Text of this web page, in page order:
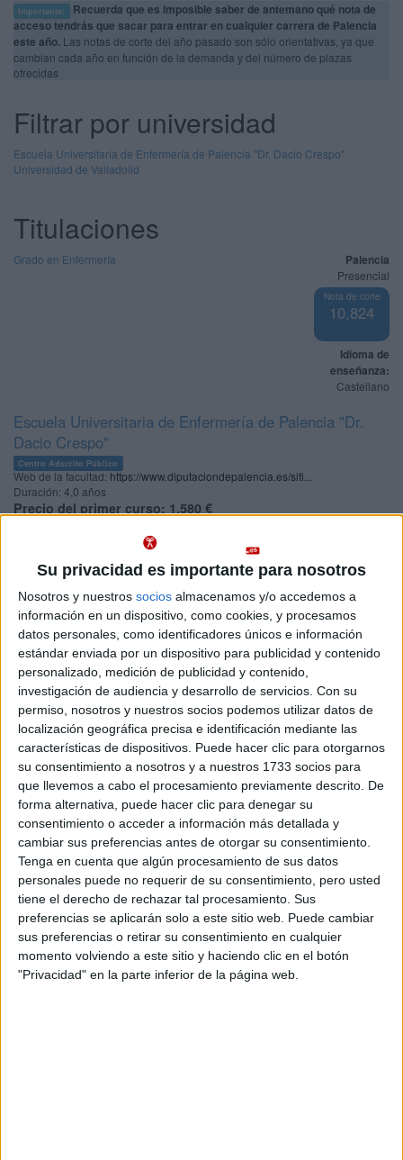
Su privacidad es importante para nosotros
Nosotros y nuestros socios almacenamos y/o accedemos a
información en un dispositivo, como cookies, y procesamos
datos personales, como identificadores únicos e información
estándar enviada por un dispositivo para publicidad y contenido
personalizado, medición de publicidad y contenido,
investigación de audiencia y desarrollo de servicios. Con su
permiso, nosotros y nuestros socios podemos utilizar datos de
localización geográfica precisa e identificación mediante las
características de dispositivos. Puede hacer clic para otorgarnos
su consentimiento a nosotros y a nuestros 1733 socios para
que llevemos a cabo el procesamiento previamente descrito. De
forma alternativa, puede hacer clic para denegar su
consentimiento o acceder a información más detallada y
cambiar sus preferencias antes de otorgar su consentimiento.
Tenga en cuenta que algún procesamiento de sus datos
personales puede no requerir de su consentimiento, pero usted
tiene el derecho de rechazar tal procesamiento. Sus
preferencias se aplicarán solo a este sitio web. Puede cambiar
sus preferencias o retirar su consentimiento en cualquier
momento volviendo a este sitio y haciendo clic en el botón
"Privacidad" en la parte inferior de la página web.
Importante:
Recuerda que es imposible saber de antemano qué nota de
acceso tendrás que sacar para entrar en cualquier carrera de Palencia
este año. Las notas de corte del año pasado son sólo orientativas, ya que
cambian cada año en función de la demanda y del número de plazas
ofrecidas
Filtrar por universidad
Escuela Universitaria de Enfermería de Palencia "Dr. Dacio Crespo"
Universidad de Valladolid
Titulaciones
Palencia
Presencial
Nota de corte
10,824
Idioma de
enseñanza:
Castellano
Grado en Enfermería
Escuela Universitaria de Enfermería de Palencia "Dr.
Dacio Crespo"
Centro Adscrito Público
Web de la facultad:https://www.diputaciondepalencia.es/siti...
Duración: 4,0 años
Precio del primer curso: 1.580 €
Pídeles información ¡GRATIS!
Palencia
Nota de corte
9,536
enseñanza:
Grado en Educación Primaria
Universidad de Valladolid
Universidad Pública
Web de la facultad:http://educacionpalencia.es/
Duración:4,0 años
Precio del primer curso:734 €
Pídeles información ¡GRATIS!
Palencia
Presencial
Nota de corte
8,659
Idioma de
Castellano
Programa de Estudios Conjunto de Grado en Educación
Primaria y Grado en Educación Infantil
Universidad de Valladolid
Web de la facultad:http://educacionpalencia.es/
Duración: 5,0 años
Precio del primer curso:950 €
Pídeles información ¡GRATIS!
Palencia
Presencial
Nota de corte
Programa de Estudios Conjunto de Grado en Ingeniería
Agrícola y del Medio Rural + Grado en Ingeniería Forestal y
del Medio Natural